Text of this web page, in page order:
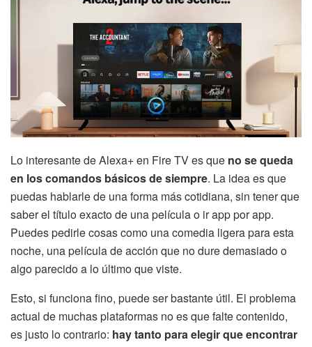
Lo interesante de Alexa+ en Fire TV es que no se queda
en los comandos básicos de siempre. La idea es que
puedas hablarle de una forma más cotidiana, sin tener que
saber el título exacto de una película o ir app por app.
Puedes pedirle cosas como una comedia ligera para esta
noche, una película de acción que no dure demasiado o
algo parecido a lo último que viste.
Esto, si funciona fino, puede ser bastante útil. El problema
actual de muchas plataformas no es que falte contenido,
es justo lo contrario: hay tanto para elegir que encontrar